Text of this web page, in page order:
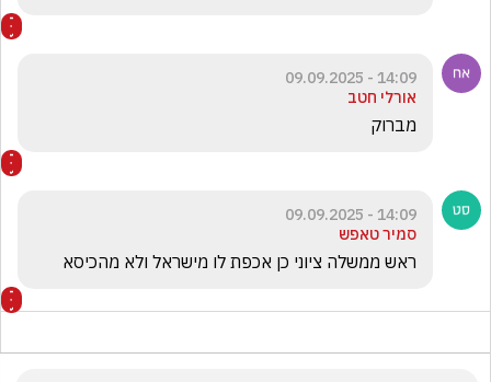
14:09 - 09.09.2025
אורלי חטב
מברוק
14:09 - 09.09.2025
סמיר טאפש
ראש ממשלה ציוני כן אכפת לו מישראל ולא מהכיסא